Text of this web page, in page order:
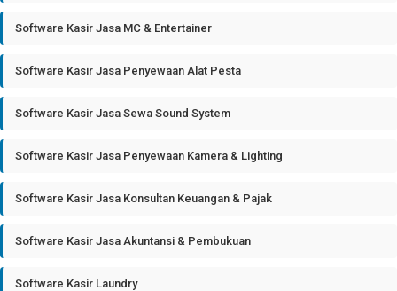
Software Kasir Jasa MC & Entertainer
Software Kasir Jasa Penyewaan Alat Pesta
Software Kasir Jasa Sewa Sound System
Software Kasir Jasa Penyewaan Kamera & Lighting
Software Kasir Jasa Konsultan Keuangan & Pajak
Software Kasir Jasa Akuntansi & Pembukuan
Software Kasir Laundry